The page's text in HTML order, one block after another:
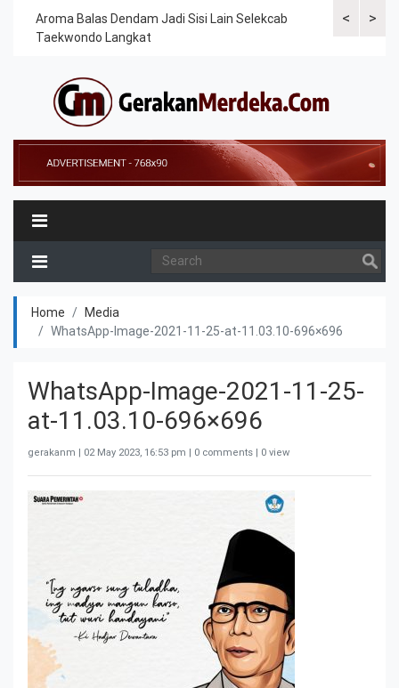
<
Aroma Balas Dendam Jadi Sisi Lain Selekcab
Taekwondo Langkat
>
Home
Media
WhatsApp-Image-2021-11-25-at-11.03.10-696×696
WhatsApp-Image-2021-11-25-
at-11.03.10-696×696
gerakanm | 02 May 2023, 16:53 pm | 0 comments | 0 view